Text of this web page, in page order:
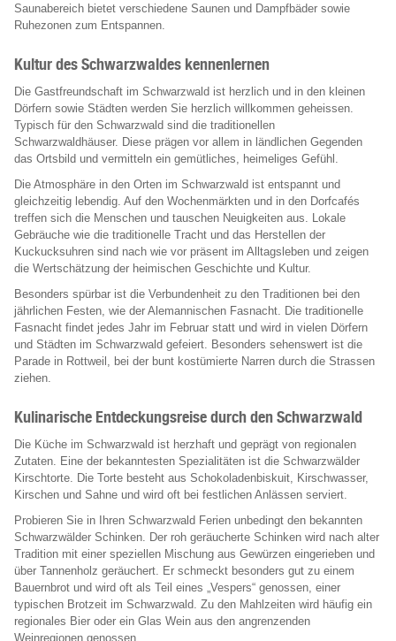
Saunabereich bietet verschiedene Saunen und Dampfbäder sowie
Ruhezonen zum Entspannen.
Kultur des Schwarzwaldes kennenlernen
Die Gastfreundschaft im Schwarzwald ist herzlich und in den kleinen
Dörfern sowie Städten werden Sie herzlich willkommen geheissen.
Typisch für den Schwarzwald sind die traditionellen
Schwarzwaldhäuser. Diese prägen vor allem in ländlichen Gegenden
das Ortsbild und vermitteln ein gemütliches, heimeliges Gefühl.
Die Atmosphäre in den Orten im Schwarzwald ist entspannt und
gleichzeitig lebendig. Auf den Wochenmärkten und in den Dorfcafés
treffen sich die Menschen und tauschen Neuigkeiten aus. Lokale
Gebräuche wie die traditionelle Tracht und das Herstellen der
Kuckucksuhren sind nach wie vor präsent im Alltagsleben und zeigen
die Wertschätzung der heimischen Geschichte und Kultur.
Besonders spürbar ist die Verbundenheit zu den Traditionen bei den
jährlichen Festen, wie der Alemannischen Fasnacht. Die traditionelle
Fasnacht findet jedes Jahr im Februar statt und wird in vielen Dörfern
und Städten im Schwarzwald gefeiert. Besonders sehenswert ist die
Parade in Rottweil, bei der bunt kostümierte Narren durch die Strassen
ziehen.
Kulinarische Entdeckungsreise durch den Schwarzwald
Die Küche im Schwarzwald ist herzhaft und geprägt von regionalen
Zutaten. Eine der bekanntesten Spezialitäten ist die Schwarzwälder
Kirschtorte. Die Torte besteht aus Schokoladenbiskuit, Kirschwasser,
Kirschen und Sahne und wird oft bei festlichen Anlässen serviert.
Probieren Sie in Ihren Schwarzwald Ferien unbedingt den bekannten
Schwarzwälder Schinken. Der roh geräucherte Schinken wird nach alter
Tradition mit einer speziellen Mischung aus Gewürzen eingerieben und
über Tannenholz geräuchert. Er schmeckt besonders gut zu einem
Bauernbrot und wird oft als Teil eines „Vespers“ genossen, einer
typischen Brotzeit im Schwarzwald. Zu den Mahlzeiten wird häufig ein
regionales Bier oder ein Glas Wein aus den angrenzenden
Weinregionen genossen.